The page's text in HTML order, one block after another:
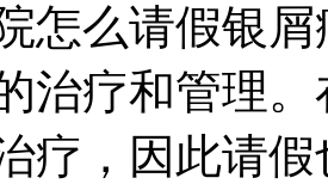
怎么请假银
治疗和管理
疗，因此请